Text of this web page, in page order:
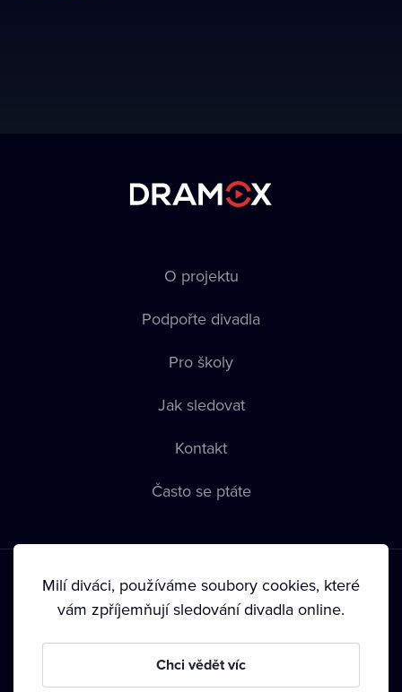
O projektu
Podpořte divadla
Pro školy
Jak sledovat
Kontakt
Často se ptáte
Podmínky používání • Ochrana soukromí • Zásady používání
• Autorská práva•
Milí diváci, používáme soubory cookies, které
vám zpříjemňují sledování divadla online.
Chci vědět víc